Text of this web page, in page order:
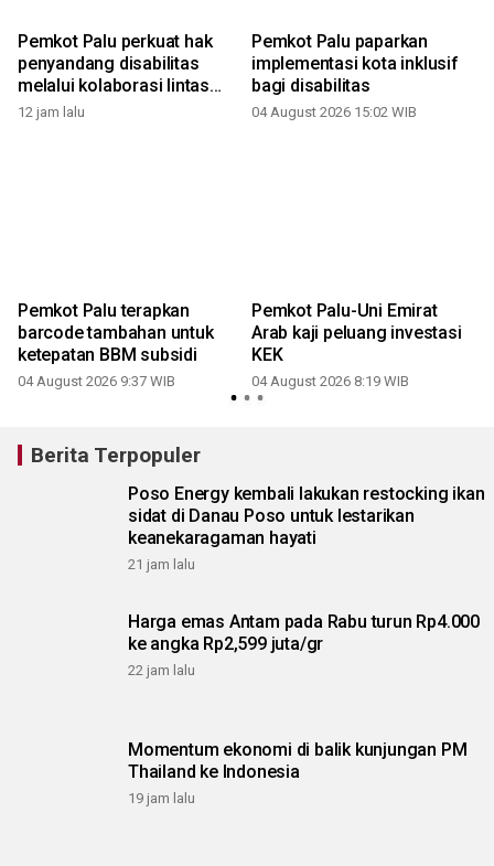
Pemkot Palu perkuat hak
penyandang disabilitas
melalui kolaborasi lintas
sektor
12 jam lalu
Pemkot Palu paparkan
implementasi kota inklusif
bagi disabilitas
04 August 2026 15:02 WIB
Pemkot Palu terapkan
barcode tambahan untuk
ketepatan BBM subsidi
04 August 2026 9:37 WIB
Pemkot Palu-Uni Emirat
Arab kaji peluang investasi
KEK
04 August 2026 8:19 WIB
Berita Terpopuler
Poso Energy kembali lakukan restocking ikan
sidat di Danau Poso untuk lestarikan
keanekaragaman hayati
21 jam lalu
Harga emas Antam pada Rabu turun Rp4.000
ke angka Rp2,599 juta/gr
22 jam lalu
Momentum ekonomi di balik kunjungan PM
Thailand ke Indonesia
19 jam lalu